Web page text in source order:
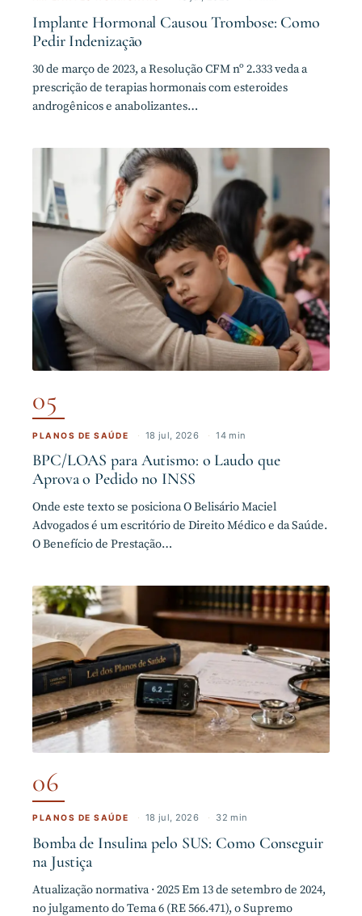
Implante Hormonal Causou Trombose: Como
Pedir Indenização
30 de março de 2023, a Resolução CFM nº 2.333 veda a
prescrição de terapias hormonais com esteroides
androgênicos e anabolizantes…
05
PLANOS DE SAÚDE · 18 jul, 2026 · 14 min
BPC/LOAS para Autismo: o Laudo que
Aprova o Pedido no INSS
Onde este texto se posiciona O Belisário Maciel
Advogados é um escritório de Direito Médico e da Saúde.
O Benefício de Prestação…
06
PLANOS DE SAÚDE · 18 jul, 2026 · 32 min
Bomba de Insulina pelo SUS: Como Conseguir
na Justiça
Atualização normativa · 2025 Em 13 de setembro de 2024,
no julgamento do Tema 6 (RE 566.471), o Supremo